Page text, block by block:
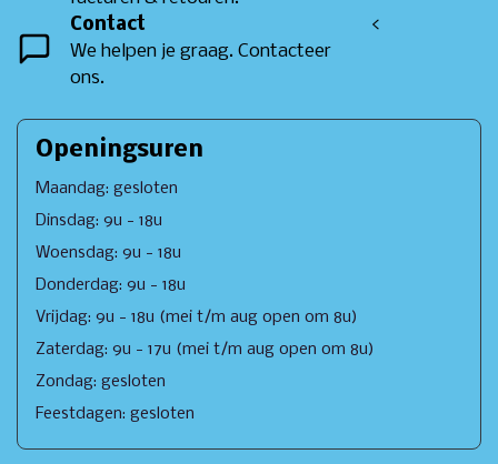
Contact
We helpen je graag. Contacteer
ons.
<
Openingsuren
Maandag: gesloten
Dinsdag: 9u - 18u
Woensdag: 9u - 18u
Donderdag: 9u - 18u
Vrijdag: 9u - 18u (mei t/m aug open om 8u)
Zaterdag: 9u - 17u (mei t/m aug open om 8u)
Zondag: gesloten
Feestdagen: gesloten